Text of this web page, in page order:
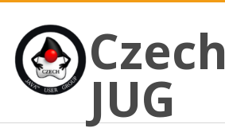
content
Czech JUG
CZECH JAVA USER GROUP
Czech
JUG